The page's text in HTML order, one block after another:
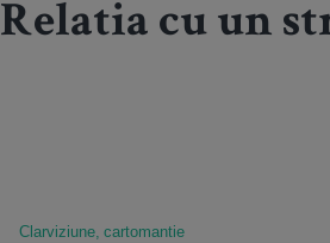
Relatia cu un
Clarviziune, cartomantie